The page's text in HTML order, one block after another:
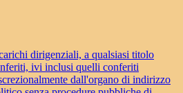
dirigenziali, a qualsiasi titolo
ivi inclusi quelli conferiti
dall'organo di indirizzo